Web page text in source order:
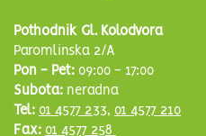
Pothodnik Gl. Kolodvora
Paromlinska 2/A
Pon - Pet: 09:00 - 17:00
Subota: neradna
Tel: 01 4577 233, 01 4577 210
Fax: 01 4577 258